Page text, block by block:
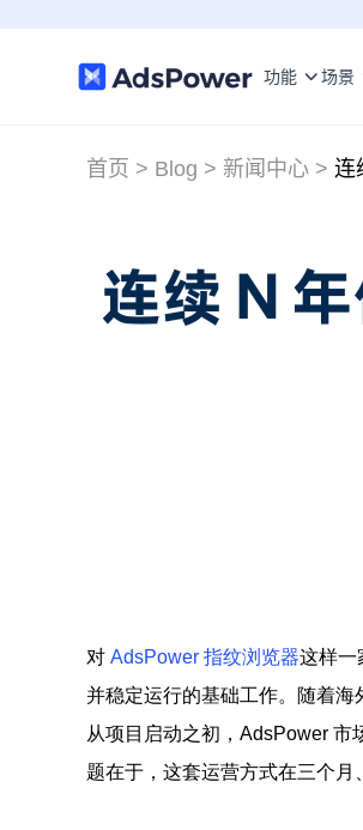
功能 场景
首页 > Blog > 新闻中心 > 连
连续 N
对 AdsPower 指纹浏览器这样一
并稳定运行的基础工作。随着海
从项目启动之初，AdsPower 市
题在于，这套运营方式在三个月